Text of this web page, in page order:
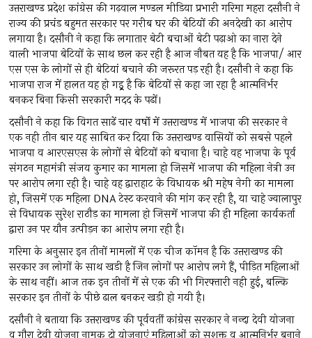
उत्तराखण्ड प्रदेश कांग्रेस की गढ़वाल मण्डल मीडिया प्रभारी गरिमा महरा दसौनी ने
राज्य की प्रचंड बहुमत सरकार पर गरीब घर की बेटियों की अनदेखी का आरोप
लगाया है। दसौनी ने कहा कि लगातार बेटी बचाओं बेटी पढ़ाओ का नारा देने
वाली भाजपा बेटियों के साथ छल कर रही है आज नौबत यह है कि भाजपा/ आर
एस एस के लोगों से ही बेटियां बचाने की जरूरत पड़ रही है। दसौनी ने कहा कि
भाजपा राज में हालत यह हो गइ्र्र है कि बेटियों से कहा जा रहा है आत्मनिर्भर
बनकर बिना किसी सरकारी मदद के पढों।
दसौनी ने कहा कि विगत साढें चार वर्षो में उत्तराखण्ड में भाजपा की सरकार ने
एक नही तीन बार यह साबित कर दिया कि उत्तराखण्ड वासियों को सबसे पहले
भाजपा व आरएसएस के लोगों से बेटियों को बचाना है। चाहे वह भाजपा के पूर्व
संगठन महामंत्री संजय कुमार का मामला हो जिसमें भाजपा की महिला नेत्री उन
पर आरोप लगा रही है। चाहे वह द्वाराहाट के विधायक श्री महेष नेगी का मामला
हो, जिसमें एक महिला DNA टेस्ट करवाने की मांग कर रही है, या चाहे ज्वालापुर
से विधायक सुरेश राठौड़ का मामला हो जिसमें भाजपा की ही महिला कार्यकर्ता
द्वारा उन पर यौन उत्पीड़न का आरोप लगा रही है।
गरिमा के अनुसार इन तीनों मामलों में एक चीज कॉमन है कि उत्तराखण्ड की
सरकार उन लोगों के साथ खडी है जिन लोगों पर आरोप लगे हैं, पीड़ित महिलाओं
के साथ नहीं। आज तक इन तीनों में से एक की भी गिरफ्तारी नही हुई, बल्कि
सरकार इन तीनों के पीछे ढाल बनकर खड़ी हो गयी है।
दसौनी ने बताया कि उत्तराखण्ड की पूर्ववर्ती कांग्रेस सरकार ने नन्दा देवी योजना